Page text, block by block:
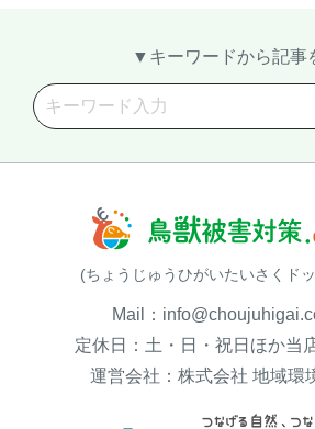
ご相談
お問い合わせ
▼キーワードから記事
(ちょうじゅうひがいたいさくド
Mail：
定休日：土・日・祝日ほか当
運営会社：株式会社 地域環